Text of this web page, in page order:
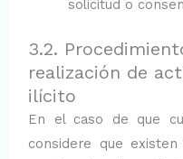
solicitud o
3.2.
realización de
ilícito
En el caso de que
considere que